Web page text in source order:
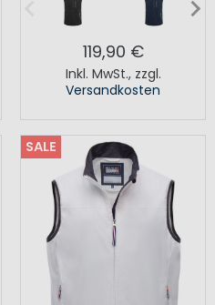
119,90 €
Inkl. MwSt., zzgl.
Versandkosten
SALE